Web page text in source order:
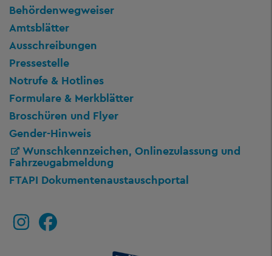
Behördenwegweiser
Amtsblätter
Ausschreibungen
Pressestelle
Notrufe & Hotlines
Formulare & Merkblätter
Broschüren und Flyer
Gender-Hinweis
Wunschkennzeichen, Onlinezulassung und
Fahrzeugabmeldung
FTAPI Dokumentenaustauschportal